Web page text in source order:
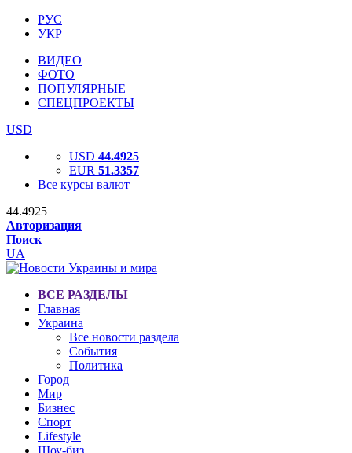
РУС
УКР
ВИДЕО
ФОТО
ПОПУЛЯРНЫЕ
СПЕЦПРОЕКТЫ
USD
USD 44.4925
EUR 51.3357
Все курсы валют
44.4925
Авторизация
Поиск
UA
ВСЕ РАЗДЕЛЫ
Главная
Украина
Все новости раздела
События
Политика
Город
Мир
Бизнес
Спорт
Lifestyle
Шоу-биз